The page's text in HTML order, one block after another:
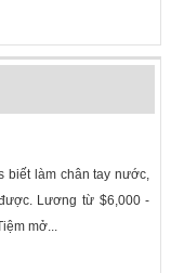
biết làm chân tay nước,
Lương từ $6,000 -
mở...